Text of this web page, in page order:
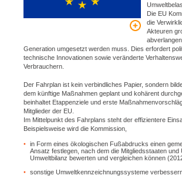
Die EU
die
Akteuren
Generation umgesetzt werden muss. Dies erfordert
technische Innovationen sowie veränderte
Verbrauchern.
Der Fahrplan ist kein verbindliches Papier, sondern
dem künftige Maßnahmen geplant und kohärent
beinhaltet Etappenziele und erste
Mitglieder der EU.
Im Mittelpunkt des Fahrplans steht der effizientere
Beispielsweise wird die Kommission,
in Form eines ökologischen Fußabdrucks einen
Ansatz festlegen, nach dem die Mitgliedsstaaten und
Umweltbilanz bewerten und vergleichen können
sonstige Umweltkennzeichnungssysteme